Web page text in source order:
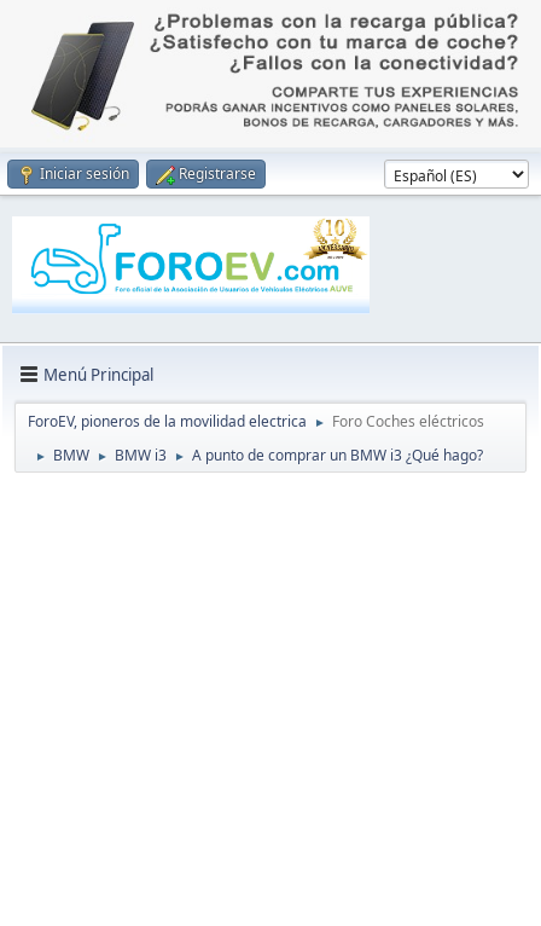
Iniciar sesión Registrarse
Menú Principal
ForoEV, pioneros de la movilidad electrica ► Foro Coches eléctricos
► BMW ► BMW i3 ► A punto de comprar un BMW i3 ¿Qué hago?